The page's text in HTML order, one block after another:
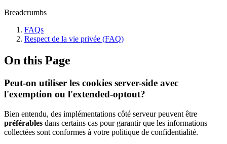
Breadcrumbs
FAQs
Respect de la vie privée (FAQ)
On this Page
Peut-on utiliser les cookies server-side avec
l'exemption ou l'extended-optout?
Bien entendu, des implémentations côté serveur peuvent être
préférables dans certains cas pour garantir que les informations
collectées sont conformes à votre politique de confidentialité.